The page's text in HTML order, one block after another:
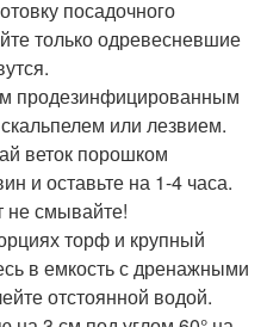
посадочного
только одревесневшие
продезинфицированным
или лезвием.
веток порошком
и оставьте на 1-4 часа.
не смывайте!
торф и крупный
в емкость с дренажными
отстоянной водой.